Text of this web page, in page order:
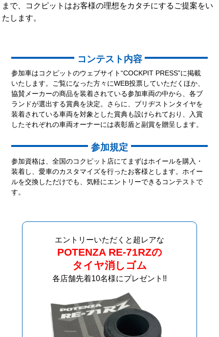
まで、コクピットはお客様の理想をカタチにするご提案をい
たします。
コンテスト内容
参加車はコクピットのウェブサイト“COCKPIT PRESS”に掲載
いたします。ご覧になった方々にWEB投票していただくほか、
協賛メーカーの商品を装着されている参加車両の中から、各ブ
ランドが選出する賞典を決定。さらに、ブリヂストンタイヤを
装着されている車両を対象とした賞典も設けられており、入賞
したそれぞれの車両オーナーには表彰盾と副賞を贈呈します。
参加規定
参加資格は、全国のコクピット店にてまずはホイールを購入・
装着し、愛車のカスタマイズを行ったお客様とします。ホイー
ルを交換しただけでも、気軽にエントリーできるコンテストで
す。
エントリーいただくと超レアな
POTENZA RE-71RZの
タイヤ消しゴム
各店舗先着10名様にプレゼント!!